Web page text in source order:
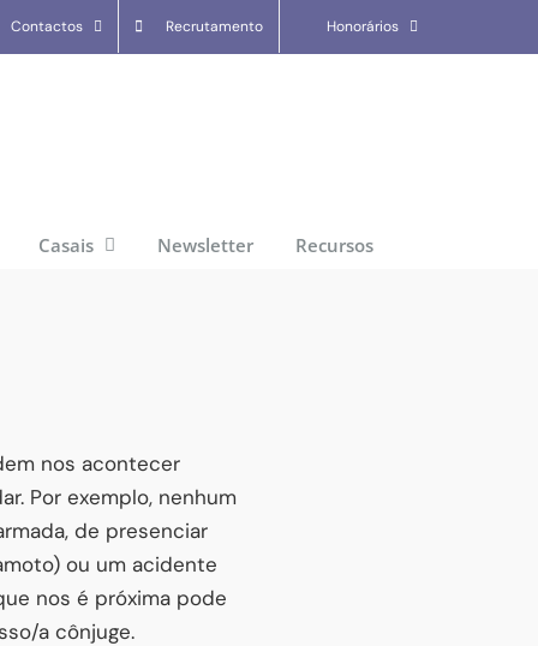
Contactos Recrutamento Honorários
Casais Newsletter Recursos
nos acontecer
Por exemplo, nenhum
de presenciar
ou um acidente
nos é próxima pode
a cônjuge.